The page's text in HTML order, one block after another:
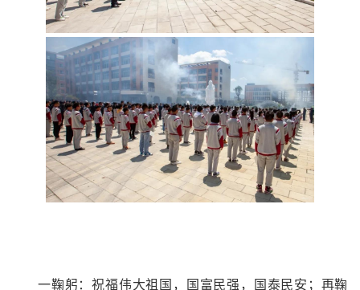
一鞠躬：祝福伟大祖国，国富民强，国泰民安；再鞠